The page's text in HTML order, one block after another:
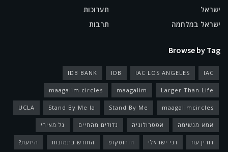
ישראל
ישראל במלחמה
תערוכות
תרבות
Browse by Tag
IAC
IAC LOS ANGELES
IDB
IDB BANK
Larger Than Life
maagalim
maagalim circles
maagalimcircles
Stand By Me
Stand By Me la
UCLA
אמא מגשימה אסטרולוגיה גדולים מהחיים גל מאירי
דורין עוז דני ישראלי הורוסקופ החודש בתמונות הידעת?